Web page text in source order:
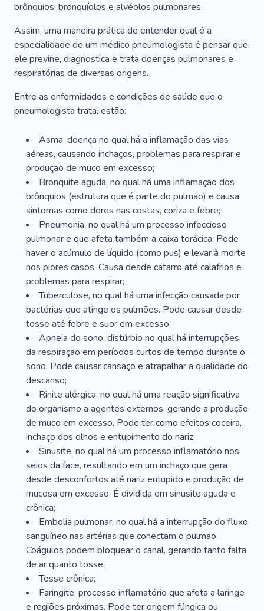
brônquios, bronquíolos e alvéolos pulmonares.
Assim, uma maneira prática de entender qual é a
especialidade de um médico pneumologista é pensar que
ele previne, diagnostica e trata doenças pulmonares e
respiratórias de diversas origens.
Entre as enfermidades e condições de saúde que o
pneumologista trata, estão:
Asma, doença no qual há a inflamação das vias
aéreas, causando inchaços, problemas para respirar e
produção de muco em excesso;
Bronquite aguda, no qual há uma inflamação dos
brônquios (estrutura que é parte do pulmão) e causa
sintomas como dores nas costas, coriza e febre;
Pneumonia, no qual há um processo infeccioso
pulmonar e que afeta também a caixa torácica. Pode
haver o acúmulo de líquido (como pus) e levar à morte
nos piores casos. Causa desde catarro até calafrios e
problemas para respirar;
Tuberculose, no qual há uma infecção causada por
bactérias que atinge os pulmões. Pode causar desde
tosse até febre e suor em excesso;
Apneia do sono, distúrbio no qual há interrupções
da respiração em períodos curtos de tempo durante o
sono. Pode causar cansaço e atrapalhar a qualidade do
descanso;
Rinite alérgica, no qual há uma reação significativa
do organismo a agentes externos, gerando a produção
de muco em excesso. Pode ter como efeitos coceira,
inchaço dos olhos e entupimento do nariz;
Sinusite, no qual há um processo inflamatório nos
seios da face, resultando em um inchaço que gera
desde desconfortos até nariz entupido e produção de
mucosa em excesso. É dividida em sinusite aguda e
crônica;
Embolia pulmonar, no qual há a interrupção do fluxo
sanguíneo nas artérias que conectam o pulmão.
Coágulos podem bloquear o canal, gerando tanto falta
de ar quanto tosse;
Tosse crônica;
Faringite, processo inflamatório que afeta a laringe
e regiões próximas. Pode ter origem fúngica ou